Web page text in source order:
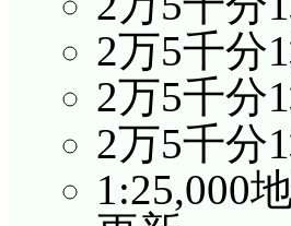
2万5千分
2万5千分
2万5千分
1:25,000